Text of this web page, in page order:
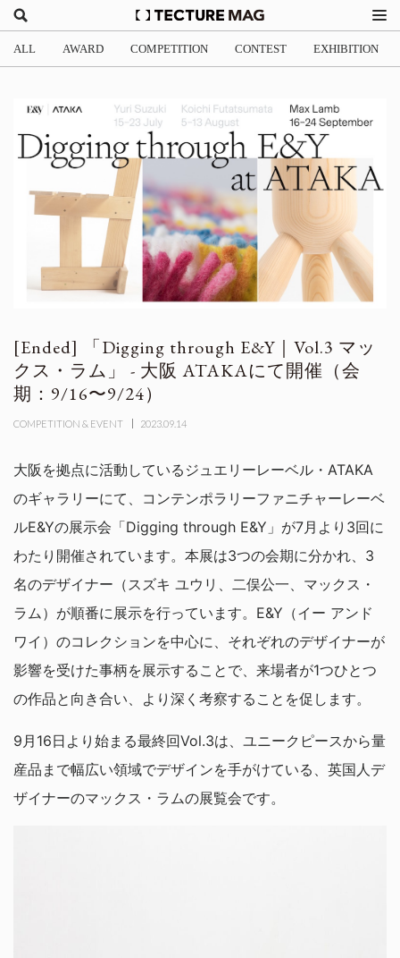
ALL AWARD COMPETITION CONTEST EXHIBITION
「Digging through E&Y｜Vol.3 マッ
クス・ラム」 - 大阪 ATAKAにて開催（会
期：9/16〜9/24）
COMPETITION & EVENT 2023.09.14
大阪を拠点に活動しているジュエリーレーベル・ATAKA
のギャラリーにて、コンテンポラリーファニチャーレーベ
ルE&Yの展示会「Digging through E&Y」が7月より3回に
わたり開催されています。本展は3つの会期に分かれ、3
名のデザイナー（スズキ ユウリ、二俣公一、マックス・
ラム）が順番に展示を行っています。E&Y（イー アンド
ワイ）のコレクションを中心に、それぞれのデザイナーが
影響を受けた事柄を展示することで、来場者が1つひとつ
の作品と向き合い、より深く考察することを促します。
9月16日より始まる最終回Vol.3は、ユニークピースから量
産品まで幅広い領域でデザインを手がけている、英国人デ
ザイナーのマックス・ラムの展覧会です。